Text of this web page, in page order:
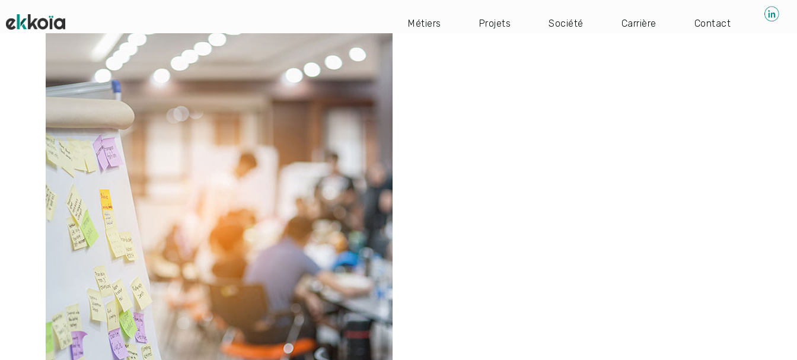
Navigation
Métiers Projets Société Carrière Contact